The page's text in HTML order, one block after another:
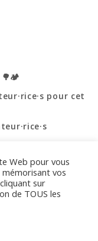
🌳🏕️
pour cet
au CEMôme ! 🌈
! 🎉
des cookies
Web pour vous
vos
sur
de TOUS les